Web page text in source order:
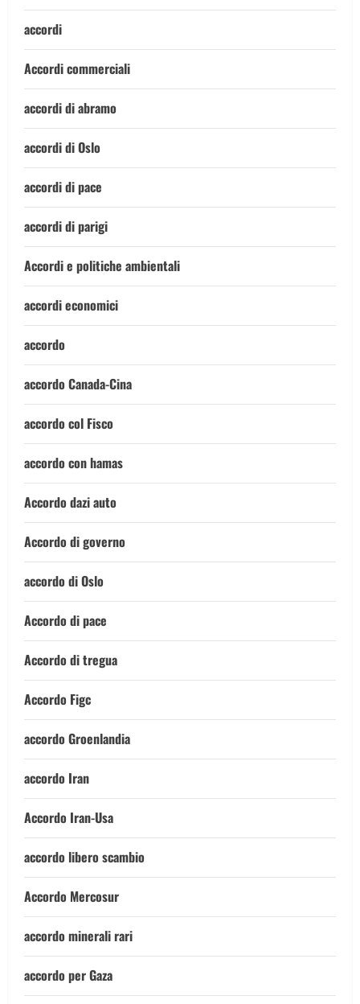
accordi
Accordi commerciali
accordi di abramo
accordi di Oslo
accordi di pace
accordi di parigi
Accordi e politiche ambientali
accordi economici
accordo
accordo Canada-Cina
accordo col Fisco
accordo con hamas
Accordo dazi auto
Accordo di governo
accordo di Oslo
Accordo di pace
Accordo di tregua
Accordo Figc
accordo Groenlandia
accordo Iran
Accordo Iran-Usa
accordo libero scambio
Accordo Mercosur
accordo minerali rari
accordo per Gaza